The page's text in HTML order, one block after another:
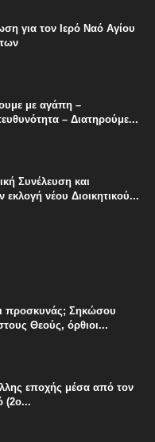
για τον Ιερό Ναό Αγίου
με αγάπη –
– Διατηρούμε...
Συνέλευση και
εκλογή νέου Διοικητικού...
προσκυνάς; Σηκώσου
Θεούς, όρθιοι...
εποχής μέσα από τον
(2ο...